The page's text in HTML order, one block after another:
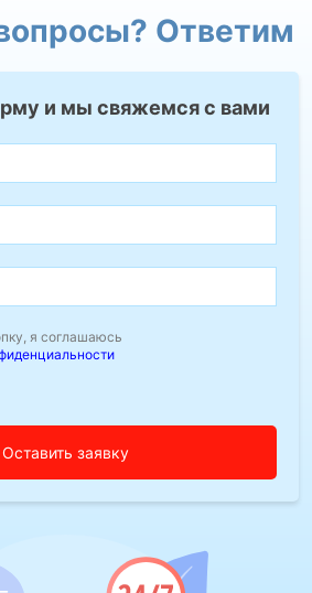
Ответим
и мы свяжемся с вами
я соглашаюсь